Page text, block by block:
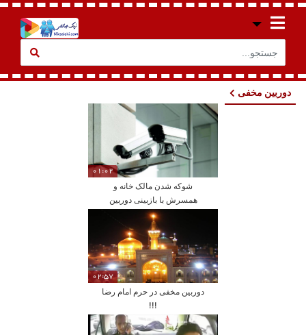
دوربین مخفی
01:02
شوکه شدن مالک خانه و
همسرش با بازبینی دوربین
مداربسته یک خانه!!!
02:57
دوربین مخفی در حرم امام رضا
!!!